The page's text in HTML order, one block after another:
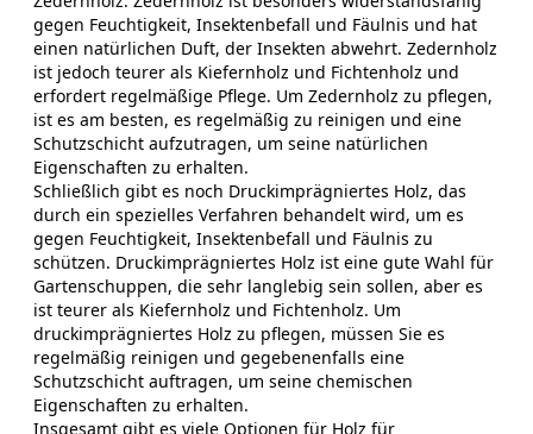
gegen Feuchtigkeit, Insektenbefall und Fäulnis und hat
einen natürlichen Duft, der Insekten abwehrt. Zedernholz
ist jedoch teurer als Kiefernholz und Fichtenholz und
erfordert regelmäßige Pflege. Um Zedernholz zu pflegen,
ist es am besten, es regelmäßig zu reinigen und eine
Schutzschicht aufzutragen, um seine natürlichen
Eigenschaften zu erhalten.
Schließlich gibt es noch Druckimprägniertes Holz, das
durch ein spezielles Verfahren behandelt wird, um es
gegen Feuchtigkeit, Insektenbefall und Fäulnis zu
schützen. Druckimprägniertes Holz ist eine gute Wahl für
Gartenschuppen, die sehr langlebig sein sollen, aber es
ist teurer als Kiefernholz und Fichtenholz. Um
druckimprägniertes Holz zu pflegen, müssen Sie es
regelmäßig reinigen und gegebenenfalls eine
Schutzschicht auftragen, um seine chemischen
Eigenschaften zu erhalten.
Insgesamt gibt es viele Optionen für Holz für